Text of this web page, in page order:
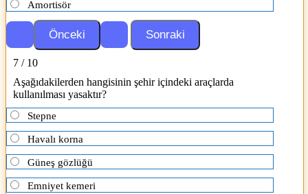
Amortisör
7 / 10
Aşağıdakilerden hangisinin şehir içindeki araçlarda
kullanılması yasaktır?
Stepne
Havalı korna
Güneş gözlüğü
Emniyet kemeri